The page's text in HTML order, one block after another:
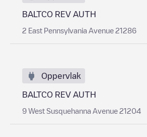
BALTCO REV AUTH
2 East Pennsylvania Avenue 21286
Oppervlak
BALTCO REV AUTH
9 West Susquehanna Avenue 21204